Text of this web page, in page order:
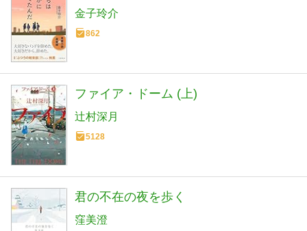
金子玲介
862
ファイア・ドーム (上)
辻村深月
5128
君の不在の夜を歩く
窪美澄